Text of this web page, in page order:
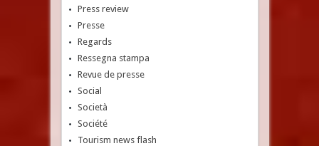
Press review
Presse
Regards
Ressegna stampa
Revue de presse
Social
Società
Société
Tourism news flash